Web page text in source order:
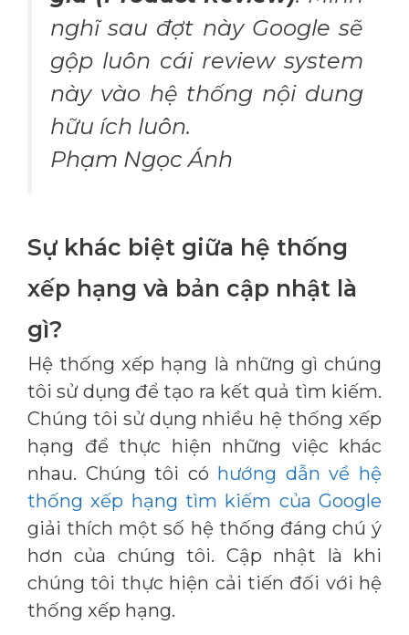
nghĩ sau đợt này Google sẽ
gộp luôn cái review system
này vào hệ thống nội dung
hữu ích luôn.
Phạm Ngọc Ánh
Sự khác biệt giữa hệ thống
xếp hạng và bản cập nhật là
gì?
Hệ thống xếp hạng là những gì chúng
tôi sử dụng để tạo ra kết quả tìm kiếm.
Chúng tôi sử dụng nhiều hệ thống xếp
hạng để thực hiện những việc khác
nhau. Chúng tôi có hướng dẫn về hệ
thống xếp hạng tìm kiếm của Google
giải thích một số hệ thống đáng chú ý
hơn của chúng tôi. Cập nhật là khi
chúng tôi thực hiện cải tiến đối với hệ
thống xếp hạng.